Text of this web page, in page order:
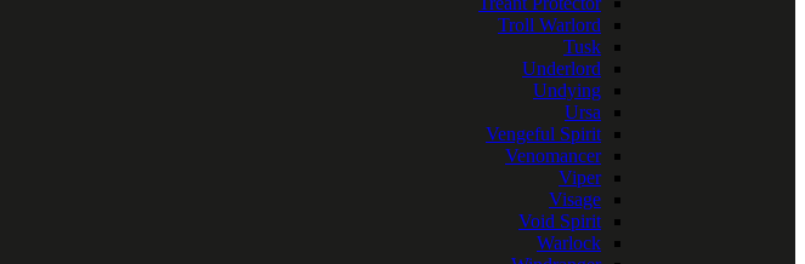
Troll Warlord
Tusk
Underlord
Undying
Ursa
Vengeful Spirit
Venomancer
Viper
Visage
Void Spirit
Warlock